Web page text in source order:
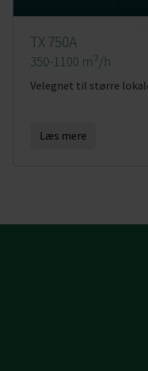
TX 750A
350-1100 m³/h
Velegnet til større
Læs mere